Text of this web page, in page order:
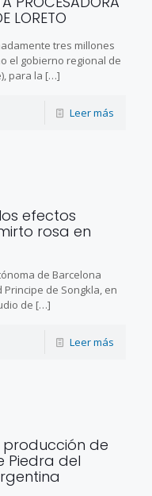
LORETO
tres millones
el gobierno regional de
para la […]
Leer más
efectos
rosa en
de Barcelona
Principe de Songkla, en
de […]
Leer más
de
Piedra del